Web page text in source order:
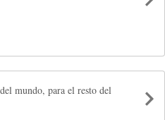
mundo, para el resto del